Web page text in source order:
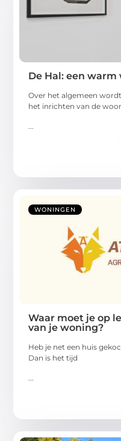
De Hal: een warm
Over het algemeen
het inrichten van de
WONINGEN
Waar moet je op
van je woning?
Heb je net een huis
Dan is het tijd